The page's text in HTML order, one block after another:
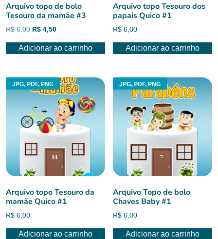
Arquivo topo de bolo
Tesouro da mamãe #3
R$6,00 O
original
R$ 4,50O
atual
Adicionar ao carrinho
Arquivo topo Tesouro dos
papais Quico #1
R$ 6,00
Adicionar ao carrinho
JPG, PDF, PNG
Arquivo topo Tesouro da
mamãe Quico #1
R$ 6,00
Adicionar ao carrinho
JPG, PDF, PNG
Arquivo Topo de bolo
Chaves Baby #1
R$ 6,00
Adicionar ao carrinho